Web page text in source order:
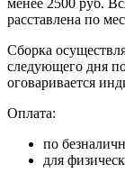
менее 2500 руб.
расставлена по
Сборка
следующего дня
оговаривается
Оплата:
по
для